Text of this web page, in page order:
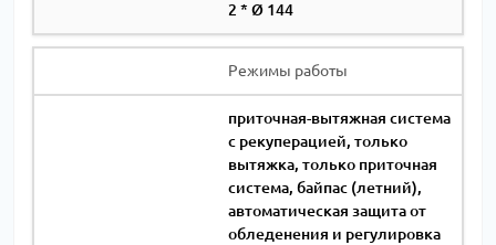
2 * Ø 144
Режимы работы
приточная-вытяжная система
с рекуперацией, только
вытяжка, только приточная
система, байпас (летний),
автоматическая защита от
обледенения и регулировка